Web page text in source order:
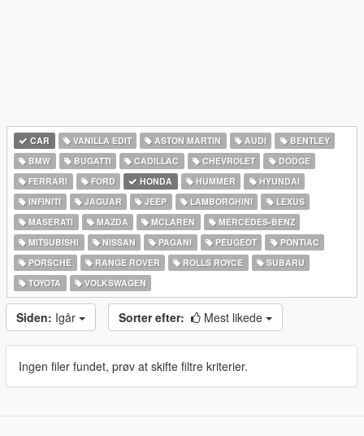
CAR VANILLA EDIT ASTON MARTIN AUDI
BENTLEY
BMW
BUGATTI CADILLAC CHEVROLET
DODGE
FERRARI
FORD HONDA HUMMER
HYUNDAI
INFINITI
JAGUAR JEEP LAMBORGHINI
LEXUS
MASERATI
MAZDA MCLAREN
MERCEDES-BENZ
MITSUBISHI
NISSAN PAGANI PEUGEOT
PONTIAC
PORSCHE
RANGE ROVER ROLLS ROYCE
SUBARU
TOYOTA
VOLKSWAGEN
Siden: Igår Sorter efter: Mest likede
Ingen filer fundet, prøv at skifte filtre kriterier.